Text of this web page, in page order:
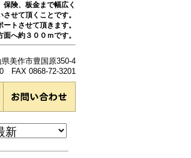
険、板金まで幅広く
せて頂くことです。
トさせて頂きます。
へ約３００ｍです。
美作市豊国原350-4
FAX 0868-72-3201